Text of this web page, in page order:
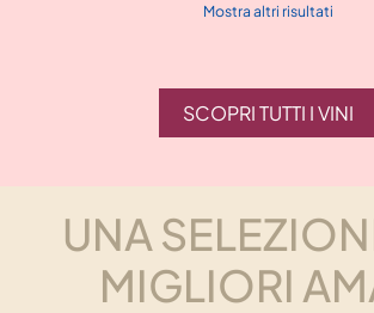
Mostra altri risultati
SCOPRI TUTTI I VINI
UNA
MIGLIORI